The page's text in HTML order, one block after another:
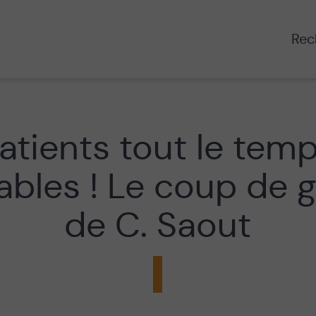
tout le
! Le coup de
de C. Saout